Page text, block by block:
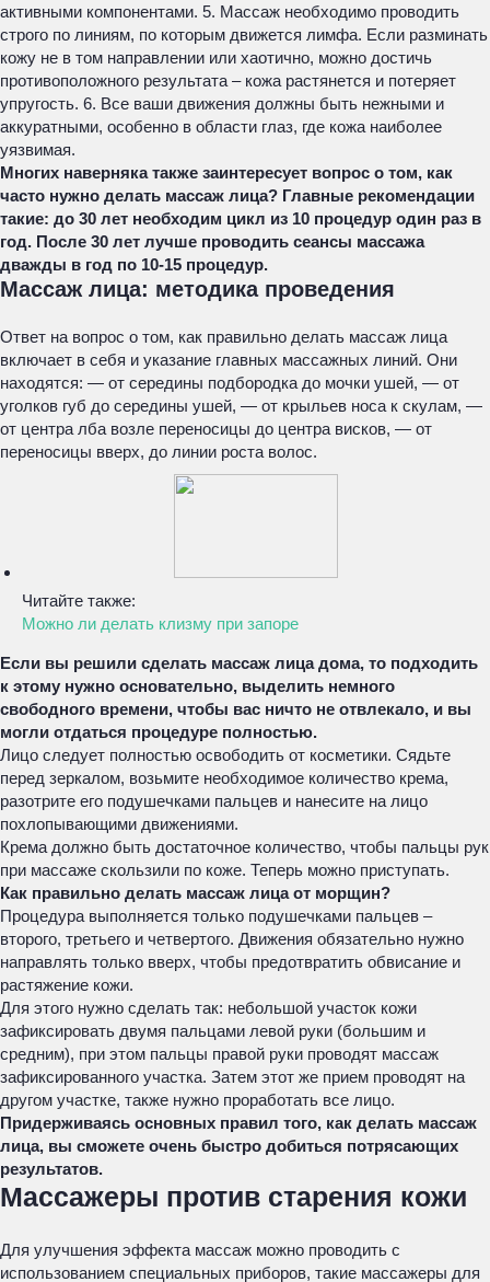
активными компонентами. 5. Массаж необходимо проводить
строго по линиям, по которым движется лимфа. Если разминать
кожу не в том направлении или хаотично, можно достичь
противоположного результата – кожа растянется и потеряет
упругость. 6. Все ваши движения должны быть нежными и
аккуратными, особенно в области глаз, где кожа наиболее
уязвимая.
Многих наверняка также заинтересует вопрос о том, как
часто нужно делать массаж лица? Главные рекомендации
такие: до 30 лет необходим цикл из 10 процедур один раз в
год. После 30 лет лучше проводить сеансы массажа
дважды в год по 10-15 процедур.
Массаж лица: методика проведения
Ответ на вопрос о том, как правильно делать массаж лица
включает в себя и указание главных массажных линий. Они
находятся: — от середины подбородка до мочки ушей, — от
уголков губ до середины ушей, — от крыльев носа к скулам, —
от центра лба возле переносицы до центра висков, — от
переносицы вверх, до линии роста волос.
Читайте также:
Можно ли делать клизму при запоре
Если вы решили сделать массаж лица дома, то подходить
к этому нужно основательно, выделить немного
свободного времени, чтобы вас ничто не отвлекало, и вы
могли отдаться процедуре полностью.
Лицо следует полностью освободить от косметики. Сядьте
перед зеркалом, возьмите необходимое количество крема,
разотрите его подушечками пальцев и нанесите на лицо
похлопывающими движениями.
Крема должно быть достаточное количество, чтобы пальцы рук
при массаже скользили по коже. Теперь можно приступать.
Как правильно делать массаж лица от морщин?
Процедура выполняется только подушечками пальцев –
второго, третьего и четвертого. Движения обязательно нужно
направлять только вверх, чтобы предотвратить обвисание и
растяжение кожи.
Для этого нужно сделать так: небольшой участок кожи
зафиксировать двумя пальцами левой руки (большим и
средним), при этом пальцы правой руки проводят массаж
зафиксированного участка. Затем этот же прием проводят на
другом участке, также нужно проработать все лицо.
Придерживаясь основных правил того, как делать массаж
лица, вы сможете очень быстро добиться потрясающих
результатов.
Массажеры против старения кожи
Для улучшения эффекта массаж можно проводить с
использованием специальных приборов, такие массажеры для